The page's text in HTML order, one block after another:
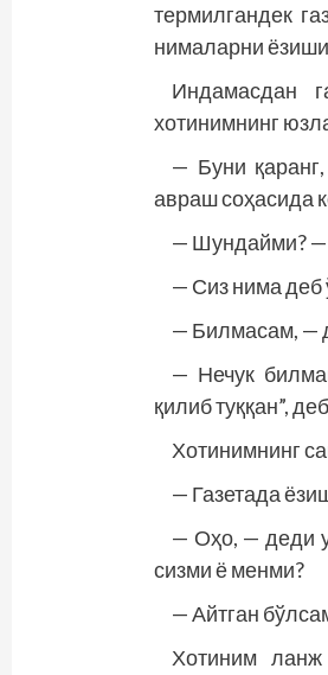
термилгандек
нималарни
Индамасдан
хотинимнинг
— Буни
авраш соҳасида
— Шундайми? —
— Сиз нима деб
— Билмасам, —
— Нечук
қилиб туққан”,
Хотинимнинг
— Газетада
— Оҳо, — деди
сизми ё менми?
— Айтган
Хотиним